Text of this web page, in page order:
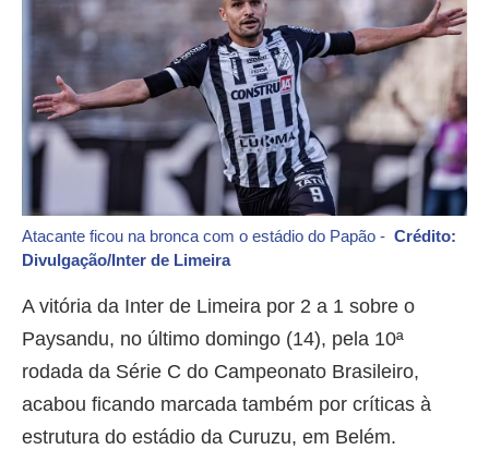
Atacante ficou na bronca com o estádio do Papão - Crédito:
Divulgação/Inter de Limeira
A vitória da Inter de Limeira por 2 a 1 sobre o
Paysandu, no último domingo (14), pela 10ª
rodada da Série C do Campeonato Brasileiro,
acabou ficando marcada também por críticas à
estrutura do estádio da Curuzu, em Belém.